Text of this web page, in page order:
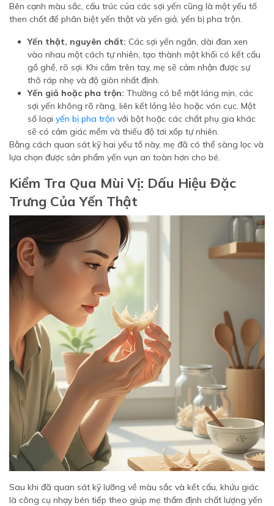
Bên cạnh màu sắc, cấu trúc của các sợi yến cũng là một yếu tố
then chốt để phân biệt yến thật và yến giả, yến bị pha trộn.
Yến thật, nguyên chất: Các sợi yến ngắn, dài đan xen
vào nhau một cách tự nhiên, tạo thành một khối có kết cấu
gồ ghề, rõ sợi. Khi cầm trên tay, mẹ sẽ cảm nhận được sự
thô ráp nhẹ và độ giòn nhất định.
Yến giả hoặc pha trộn: Thường có bề mặt láng mịn, các
sợi yến không rõ ràng, liên kết lỏng lẻo hoặc vón cục. Một
số loại yến bị pha trộn với bột hoặc các chất phụ gia khác
sẽ có cảm giác mềm và thiếu độ tơi xốp tự nhiên.
Bằng cách quan sát kỹ hai yếu tố này, mẹ đã có thể sàng lọc và
lựa chọn được sản phẩm yến vụn an toàn hơn cho bé.
Kiểm Tra Qua Mùi Vị: Dấu Hiệu Đặc
Trưng Của Yến Thật
Sau khi đã quan sát kỹ lưỡng về màu sắc và kết cấu, khứu giác
là công cụ nhạy bén tiếp theo giúp mẹ thẩm định chất lượng yến